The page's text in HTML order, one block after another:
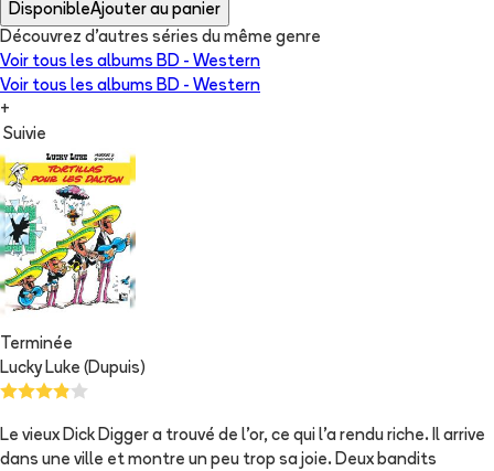
DisponibleAjouter au panier
Découvrez d'autres séries du même genre
Voir tous les albums BD - Western
Voir tous les albums BD - Western
+
Suivie
Terminée
Lucky Luke (Dupuis)
Le vieux Dick Digger a trouvé de l'or, ce qui l'a rendu riche. Il arrive
dans une ville et montre un peu trop sa joie. Deux bandits